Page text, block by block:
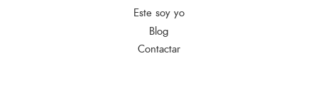
Este soy yo
Blog
Contactar